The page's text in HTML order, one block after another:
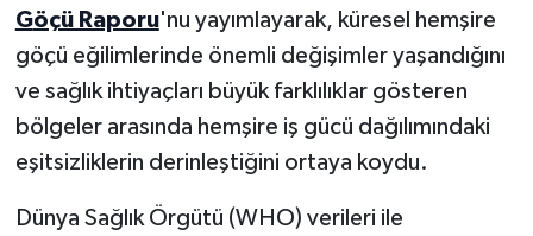
Göçü Raporu'nu yayımlayarak, küresel hemşire
göçü eğilimlerinde önemli değişimler yaşandığını
ve sağlık ihtiyaçları büyük farklılıklar gösteren
bölgeler arasında hemşire iş gücü dağılımındaki
eşitsizliklerin derinleştiğini ortaya koydu.
Dünya Sağlık Örgütü (WHO) verileri ile